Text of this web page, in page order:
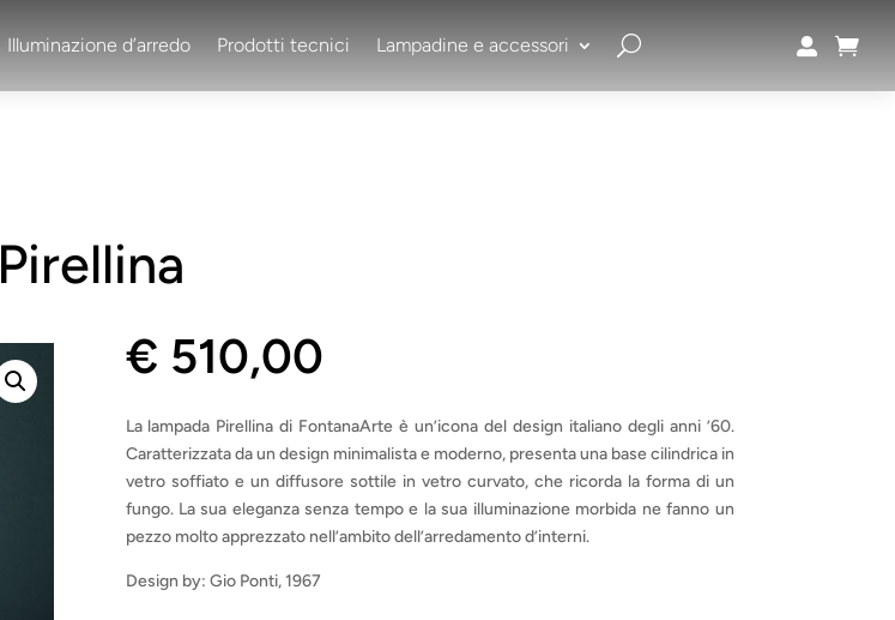
Illuminazione d’arredo Prodotti tecnici Lampadine e accessori  
Pirellina
€ 510,00
La lampada Pirellina di FontanaArte è un’icona del design italiano degli anni ’60.
Caratterizzata da un design minimalista e moderno, presenta una base cilindrica in
vetro soffiato e un diffusore sottile in vetro curvato, che ricorda la forma di un
fungo. La sua eleganza senza tempo e la sua illuminazione morbida ne fanno un
pezzo molto apprezzato nell’ambito dell’arredamento d’interni.
Design by: Gio Ponti, 1967